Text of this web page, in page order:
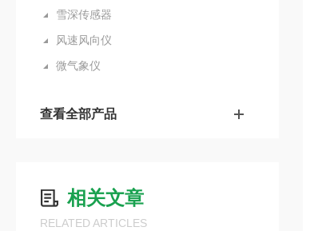
雪深传感器
风速风向仪
微气象仪
查看全部产品
相关文章
RELATED ARTICLES